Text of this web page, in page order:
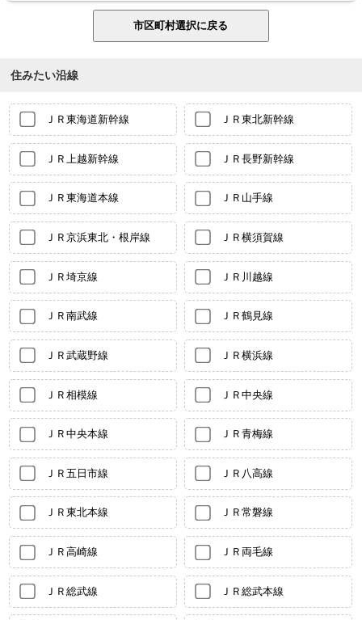
住みたい沿線
ＪＲ東海道新幹線 ＪＲ東北新幹線
ＪＲ上越新幹線 ＪＲ長野新幹線
ＪＲ東海道本線 ＪＲ山手線
ＪＲ京浜東北・根岸線 ＪＲ横須賀線
ＪＲ埼京線 ＪＲ川越線
ＪＲ南武線 ＪＲ鶴見線
ＪＲ武蔵野線 ＪＲ横浜線
ＪＲ相模線 ＪＲ中央線
ＪＲ中央本線 ＪＲ青梅線
ＪＲ五日市線 ＪＲ八高線
ＪＲ東北本線 ＪＲ常磐線
ＪＲ高崎線 ＪＲ両毛線
ＪＲ総武線 ＪＲ総武本線